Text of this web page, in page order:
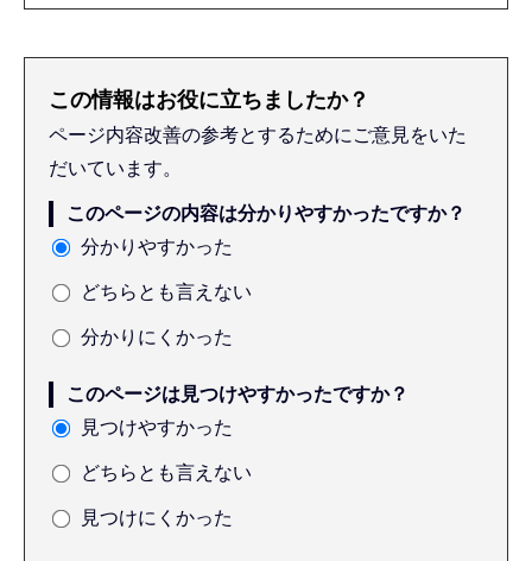
この情報はお役に立ちましたか？
ページ内容改善の参考とするためにご意見をいた
だいています。
このページの内容は分かりやすかったですか？
分かりやすかった
どちらとも言えない
分かりにくかった
このページは見つけやすかったですか？
見つけやすかった
どちらとも言えない
見つけにくかった